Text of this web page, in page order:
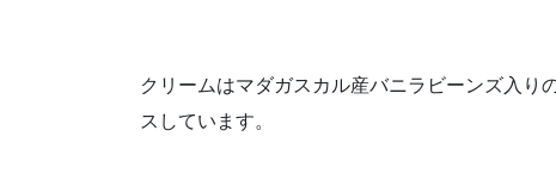
クリームはマダガスカル産バニラビーンズ入り
スしています。